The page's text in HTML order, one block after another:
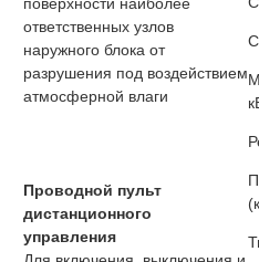
ответственных узлов
наружного блока от
разрушения под воздействием
атмосферной влаги
Проводной пульт
дистанционного
управления